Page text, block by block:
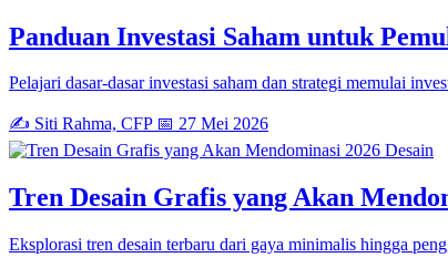
Panduan Investasi Saham untuk
Pelajari dasar-dasar investasi saham dan strategi memulai
✍️ Siti Rahma, CFP 📅 27 Mei 2026
Desain
Tren Desain Grafis yang Akan
Eksplorasi tren desain terbaru dari gaya minimalis hingga